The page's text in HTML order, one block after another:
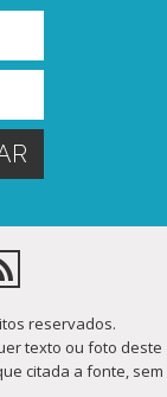
reservados.
texto ou foto deste
citada a fonte, sem